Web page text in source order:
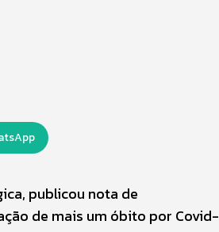
publicou nota de
de mais um óbito por Covid-